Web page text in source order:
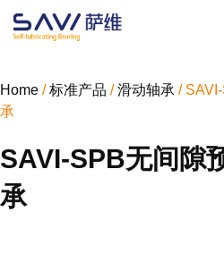
Home /标准产品 /滑动轴承 /
承
SAVI-SPB无间隙
承